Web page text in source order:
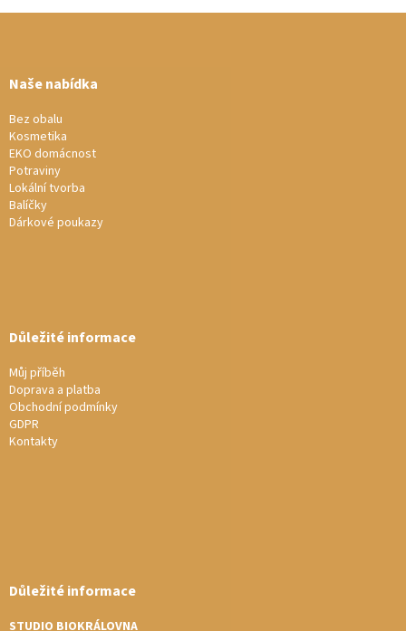
Naše nabídka
Bez obalu
Kosmetika
EKO domácnost
Potraviny
Lokální tvorba
Balíčky
Dárkové poukazy
Důležité informace
Můj příběh
Doprava a platba
Obchodní podmínky
GDPR
Kontakty
Důležité informace
STUDIO BIOKRÁLOVNA